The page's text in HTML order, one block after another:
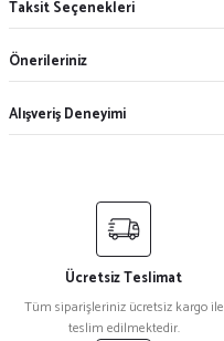
Taksit Seçenekleri
Önerileriniz
Alışveriş Deneyimi
Ücretsiz Teslimat
Tüm siparişleriniz ücretsiz kargo ile
teslim edilmektedir.